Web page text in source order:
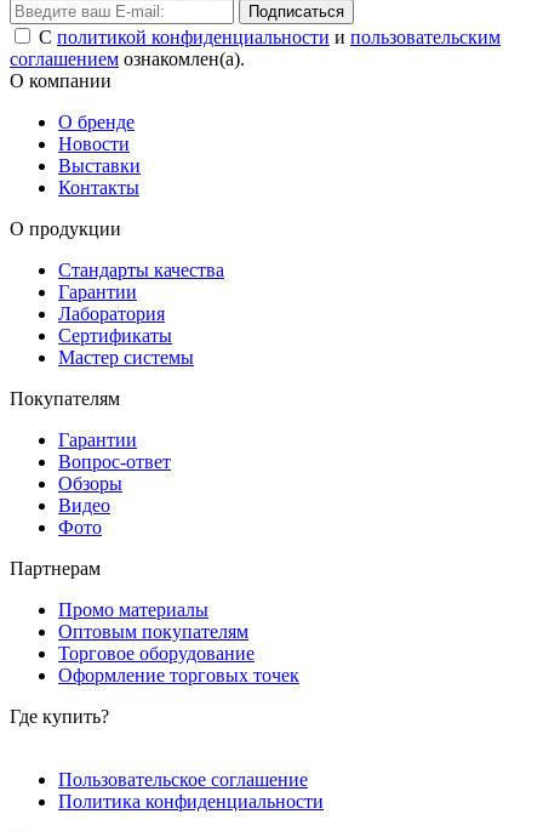
Подписаться
С политикой конфиденциальности и пользовательским
соглашением ознакомлен(а).
О компании
О бренде
Новости
Выставки
Контакты
О продукции
Стандарты качества
Гарантии
Лаборатория
Сертификаты
Мастер системы
Покупателям
Гарантии
Вопрос-ответ
Обзоры
Видео
Фото
Партнерам
Промо материалы
Оптовым покупателям
Торговое оборудование
Оформление торговых точек
Где купить?
Пользовательское соглашение
Политика конфиденциальности